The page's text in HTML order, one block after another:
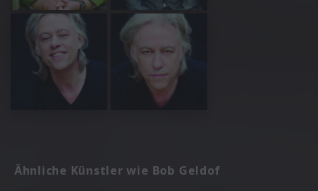
Ähnliche Künstler wie Bob Geldof